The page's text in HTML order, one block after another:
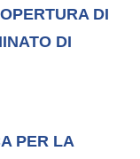
DI
DI
PER LA